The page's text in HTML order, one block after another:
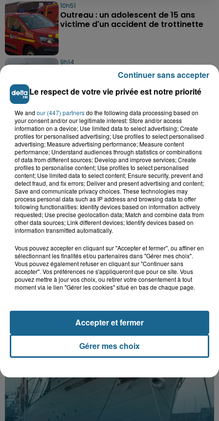
10h51
Outreau : un adolescent de 15 ans
victime d'un accident de trottinette
9h14
Des soucis sur les routes entre
Herzeele et Wormhout à partir de ce...
9h03
Un homme de 50 ans gravement
blessé dans un accident de voiture à...
7h21
Samer : deux adolescents de 14 et 15
ans grièvement blessés dans un...
NOS AUTRES PODCASTS
Le respect de votre vie privée est notre priorité
We and our (447) partnersdo the following data processing based on
your consent and/or our legitimate interest: Store and/or access
information on a device; Use limited data to select advertising; Create
profiles for personalised advertising; Use profiles to select personalised
advertising; Measure advertising performance; Measure content
performance; Understand audiences through statistics or combinations
of data from different sources; Develop and improve services; Create
profiles to personalise content; Use profiles to select personalised
content; Use limited data to select content; Ensure security, prevent and
detect fraud, and fix errors; Deliver and present advertising and content;
Save and communicate privacy choices. These technologies may
process personal data such as IP address and browsing data to offer
following functionalities: Identify devices based on information actively
requested; Use precise geolocation data; Match and combine data from
other data sources; Link different devices; Identify devices based on
information transmitted automatically.
Vous pouvez accepter en cliquant sur "Accepter et fermer", ou affiner en
sélectionnant les finalités et/ou partenaires dans "Gérer mes choix".
Vous pouvez également refuser en cliquant sur "Continuer sans
accepter". Vos préférences ne s'appliqueront que pour ce site. Vous
pouvez mettre à jour vos choix, ou retirer votre consentement à tout
moment via le lien "Gérer les cookies" situé en bas de chaque page.
Gérer mes choix
Accepter et fermer
Continuer sans accepter